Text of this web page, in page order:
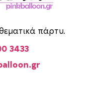
πάρτυ.
3433